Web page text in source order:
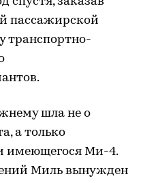
пассажирской
транспортно-
шла не о
а только
имеющегося Ми-4.
Миль вынужден